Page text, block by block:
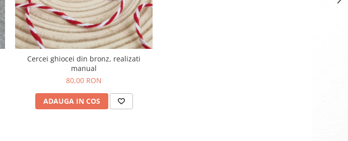
Cercei ghiocei din bronz, realizati
manual
80,00 RON
ADAUGA IN COS